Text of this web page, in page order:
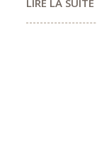
LIRE LA SUITE